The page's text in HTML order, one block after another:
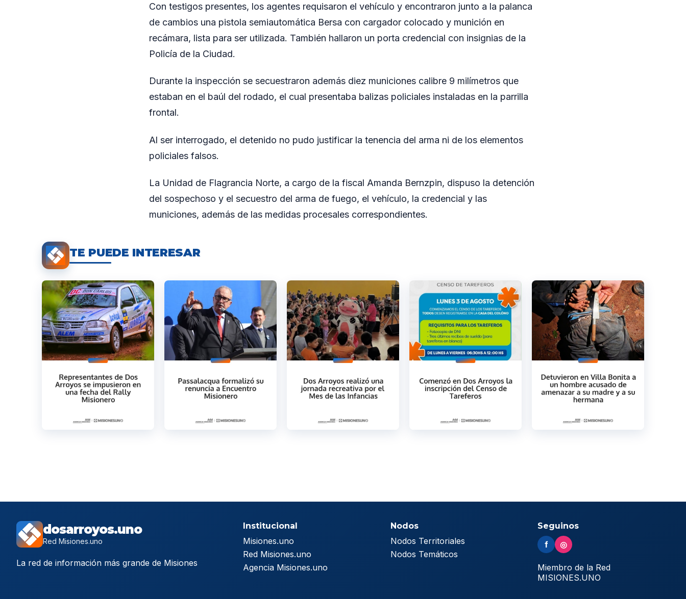
Con testigos presentes, los agentes requisaron el vehículo y encontraron junto a la palanca
de cambios una pistola semiautomática Bersa con cargador colocado y munición en
recámara, lista para ser utilizada. También hallaron un porta credencial con insignias de la
Policía de la Ciudad.
Durante la inspección se secuestraron además diez municiones calibre 9 milímetros que
estaban en el baúl del rodado, el cual presentaba balizas policiales instaladas en la parrilla
frontal.
Al ser interrogado, el detenido no pudo justificar la tenencia del arma ni de los elementos
policiales falsos.
La Unidad de Flagrancia Norte, a cargo de la fiscal Amanda Bernzpin, dispuso la detención
del sospechoso y el secuestro del arma de fuego, el vehículo, la credencial y las
municiones, además de las medidas procesales correspondientes.
TE PUEDE INTERESAR
dosarroyos.uno
Red Misiones.uno
La red de información más grande de Misiones
Institucional
Misiones.uno
Red Misiones.uno
Agencia Misiones.uno
Nodos
Nodos Territoriales
Nodos Temáticos
Seguinos
f ◎
Miembro de la Red
MISIONES.UNO